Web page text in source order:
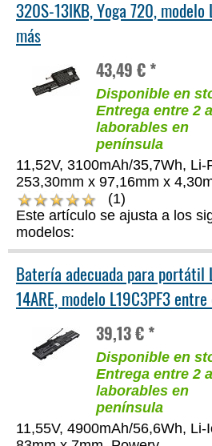
320S-13IKB, Yoga 720,
más
43,49 € *
Disponible en
Entrega entre 2
laborables en
península
11,52V, 3100mAh/35,7Wh, Li-
253,30mm x 97,16mm x
(1)
Este artículo se ajusta a los
modelos:
Batería adecuada para portátil
14ARE, modelo L19C3PF3
39,13 € *
Disponible en
Entrega entre 2
laborables en
península
11,55V, 4900mAh/56,6Wh,